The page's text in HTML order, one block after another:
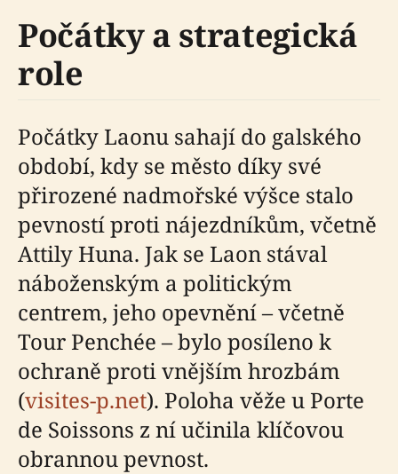
Počátky a strategická
role
Počátky Laonu sahají do galského
období, kdy se město díky své
přirozené nadmořské výšce stalo
pevností proti nájezdníkům, včetně
Attily Huna. Jak se Laon stával
náboženským a politickým
centrem, jeho opevnění – včetně
Tour Penchée – bylo posíleno k
ochraně proti vnějším hrozbám
(visites-p.net). Poloha věže u Porte
de Soissons z ní učinila klíčovou
obrannou pevnost.